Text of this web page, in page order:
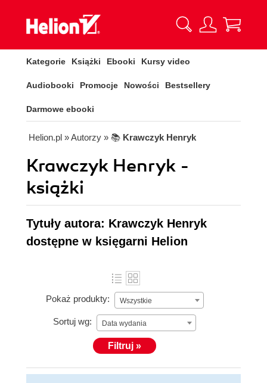
Kategorie Książki Ebooki Kursy video
Audiobooki Promocje Nowości Bestsellery
Darmowe ebooki
Helion.pl » Autorzy » 📚 Krawczyk Henryk
Krawczyk Henryk -
książki
Tytuły autora: Krawczyk Henryk
dostępne w księgarni Helion
Pokaż produkty: Wszystkie
Sortuj wg: Data wydania
Filtruj »